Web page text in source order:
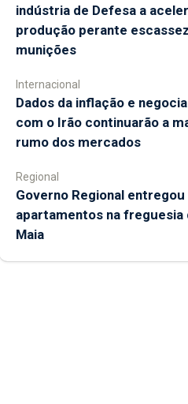
indústria de Defesa a
produção perante
munições
Internacional
Dados da inflação e
com o Irão continuarão a
rumo dos mercados
Regional
Governo Regional entregou
apartamentos na freguesia
Maia